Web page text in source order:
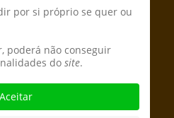
por si próprio se quer ou
poderá não conseguir
do site.
Aceitar